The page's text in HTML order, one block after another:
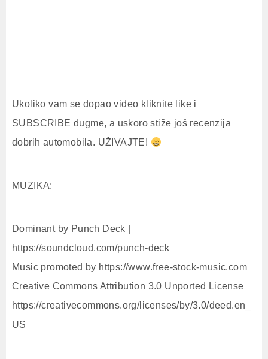
Ukoliko vam se dopao video kliknite like i
SUBSCRIBE dugme, a uskoro stiže još recenzija
dobrih automobila. UŽIVAJTE!
MUZIKA:
Dominant by Punch Deck |
https://soundcloud.com/punch-deck
Music promoted by https://www.free-stock-music.com
Creative Commons Attribution 3.0 Unported License
https://creativecommons.org/licenses/by/3.0/deed.en_
US